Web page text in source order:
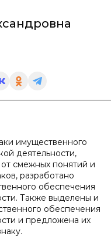
имущественного
деятельности,
смежных понятий и
разработано
обеспечения
Также выделены и
обеспечения
и предложена их